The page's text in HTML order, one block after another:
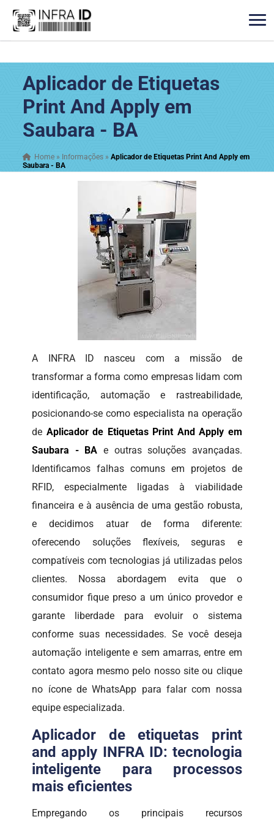
Aplicador de Etiquetas
Print And Apply em
Saubara - BA
Home » Informações »Aplicador de Etiquetas Print And Apply em
Saubara - BA
A INFRA ID nasceu com a missão de
transformar a forma como empresas lidam com
identificação, automação e rastreabilidade,
posicionando-se como especialista na operação
de Aplicador de Etiquetas Print And Apply em
Saubara - BA e outras soluções avançadas.
Identificamos falhas comuns em projetos de
RFID, especialmente ligadas à viabilidade
financeira e à ausência de uma gestão robusta,
e decidimos atuar de forma diferente:
oferecendo soluções flexíveis, seguras e
compatíveis com tecnologias já utilizadas pelos
clientes. Nossa abordagem evita que o
consumidor fique preso a um único provedor e
garante liberdade para evoluir o sistema
conforme suas necessidades. Se você deseja
automação inteligente e sem amarras, entre em
contato agora mesmo pelo nosso site ou clique
no ícone de WhatsApp para falar com nossa
equipe especializada.
Aplicador de etiquetas print
and apply INFRA ID: tecnologia
inteligente para processos
mais eficientes
Empregando os principais recursos